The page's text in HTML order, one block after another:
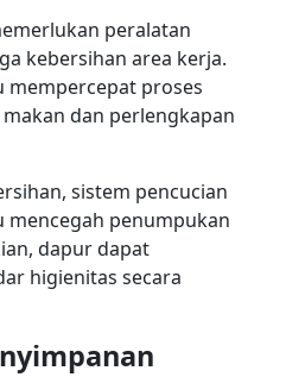
peralatan
kebersihan area kerja.
mempercepat proses
dan perlengkapan
sistem pencucian
penumpukan
dapur dapat
higienitas secara